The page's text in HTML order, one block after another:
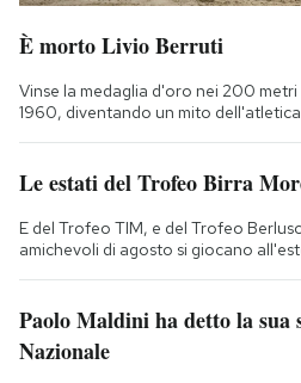
È morto Livio Berruti
Vinse la medaglia d'oro nei 200 metri
1960, diventando un mito
Le estati del Trofeo Birra
E del Trofeo TIM, e del Trofeo
amichevoli di agosto si giocano
Paolo Maldini ha detto la sua
Nazionale